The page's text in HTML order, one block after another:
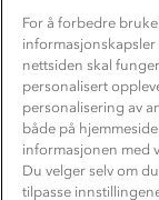
TIPS OG RÅD
Beredskap
AKTIVITETER
Tips til hyttetur
For å forbedre
nettsiden skal
personalisert
personalisering av
både på
informasjonen med
Du velger selv om
tilpasse